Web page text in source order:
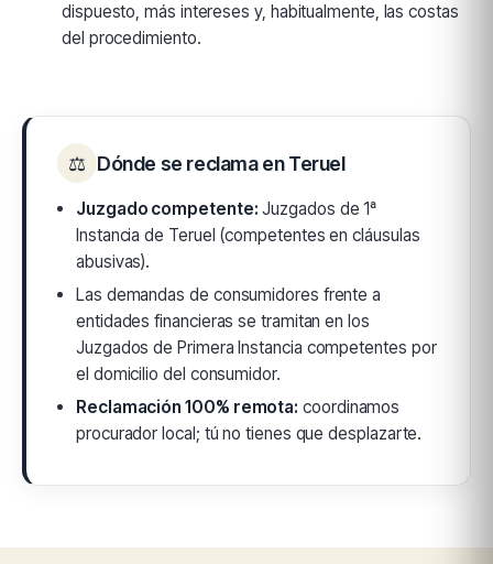
dispuesto, más intereses y, habitualmente, las costas
del procedimiento.
⚖ Dónde se reclama en Teruel
Juzgado competente: Juzgados de 1ª
Instancia de Teruel (competentes en cláusulas
abusivas).
Las demandas de consumidores frente a
entidades financieras se tramitan en los
Juzgados de Primera Instancia competentes por
el domicilio del consumidor.
Reclamación 100% remota: coordinamos
procurador local; tú no tienes que desplazarte.